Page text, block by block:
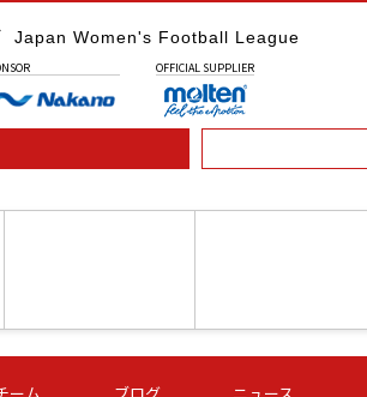
Japan Women's Football League
OFFICIAL SUPPLIER
第16節 09/05 (土) 16:00